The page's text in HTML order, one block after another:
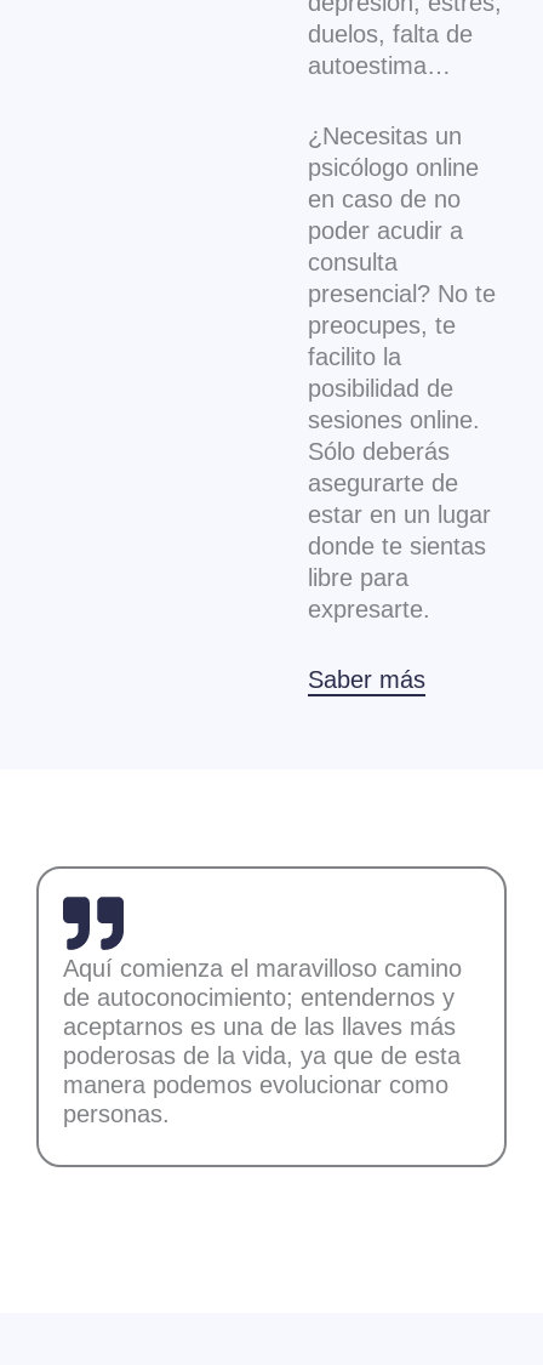
duelos, falta de
autoestima…
¿Necesitas un
psicólogo online
en caso de no
poder acudir a
consulta
presencial? No te
preocupes, te
facilito la
posibilidad de
sesiones online.
Sólo deberás
asegurarte de
estar en un lugar
donde te sientas
libre para
expresarte.
Saber más
Aquí comienza el maravilloso camino
de autoconocimiento; entendernos y
aceptarnos es una de las llaves más
poderosas de la vida, ya que de esta
manera podemos evolucionar como
personas.